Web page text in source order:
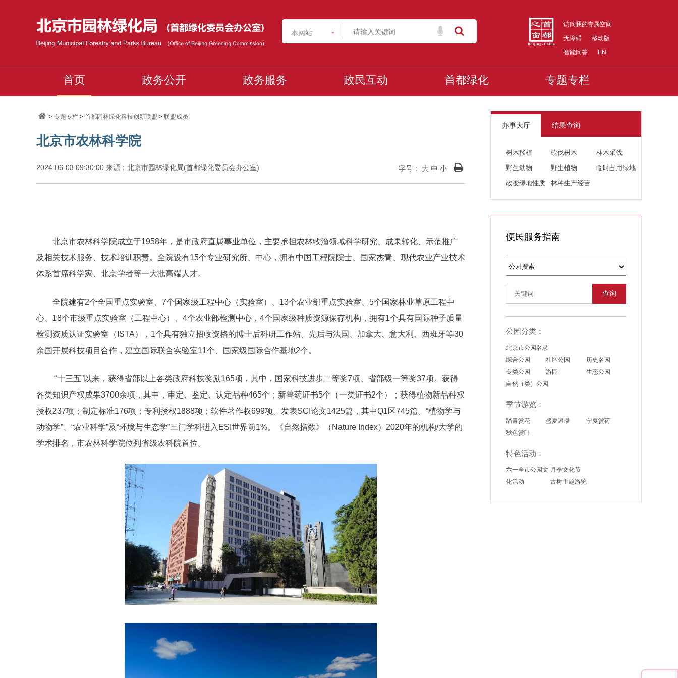
本网站
访问我的专属空间
无障碍
移动版
智能问答
EN
首页 政务公开 政务服务 政民互动 首都绿化 专题专栏
>专题专栏 >首都园林绿化科技创新联盟 >联盟成员
北京市农林科学院
字号： 大 中 小
2024-06-03 09:30:00 来源：北京市园林绿化局(首都绿化委员会办公室)
北京市农林科学院成立于1958年，是市政府直属事业单位，主要承担农林牧渔领域科学研究、成果转化、示范推广
及相关技术服务、技术培训职责。全院设有15个专业研究所、中心，拥有中国工程院院士、国家杰青、现代农业产业技术
体系首席科学家、北京学者等一大批高端人才。
全院建有2个全国重点实验室、7个国家级工程中心（实验室）、13个农业部重点实验室、5个国家林业草原工程中
心、18个市级重点实验室（工程中心）、4个农业部检测中心，4个国家级种质资源保存机构，拥有1个具有国际种子质量
检测资质认证实验室（ISTA），1个具有独立招收资格的博士后科研工作站。先后与法国、加拿大、意大利、西班牙等30
余国开展科技项目合作，建立国际联合实验室11个、国家级国际合作基地2个。
“十三五”以来，获得省部以上各类政府科技奖励165项，其中，国家科技进步二等奖7项、省部级一等奖37项。获得
各类知识产权成果3700余项，其中，审定、鉴定、认定品种465个；新兽药证书5个（一类证书2个）；获得植物新品种权
授权237项；制定标准176项；专利授权1888项；软件著作权699项。发表SCI论文1425篇，其中Q1区745篇。“植物学与
动物学”、“农业科学”及“环境与生态学”三门学科进入ESI世界前1%。《自然指数》（Nature Index）2020年的机构/大学的
学术排名，市农林科学院位列省级农科院首位。
办事大厅 结果查询
树木移植 砍伐树木
林木采伐
野生动物
野生植物
临时占用绿地
改变绿地性质
林种生产经营
便民服务指南
查询
公园分类：
北京市公园名录
综合公园
社区公园
历史名园
专类公园
游园
生态公园
自然（类）公园
季节游览：
踏青赏花 盛夏避暑
宁夏赏荷
秋色赏叶
特色活动：
六一全市公园文
化活动
月季文化节
古树主题游览